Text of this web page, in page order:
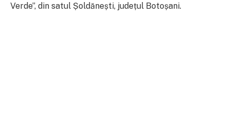
Verde”, din satul Șoldănești, județul Botoșani.